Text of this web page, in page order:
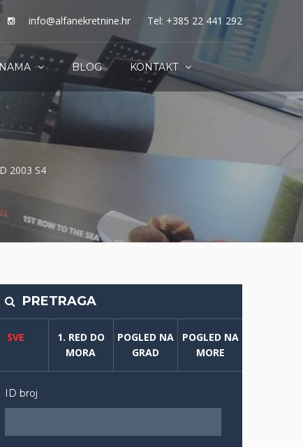
info@alfanekretnine.hrTel: +385 22 441 292
BLOG KONTAKT
2003 S4
PRETRAGA
SVE
1. RED DO
MORA
POGLED NA
GRAD
POGLED NA
MORE
ID broj